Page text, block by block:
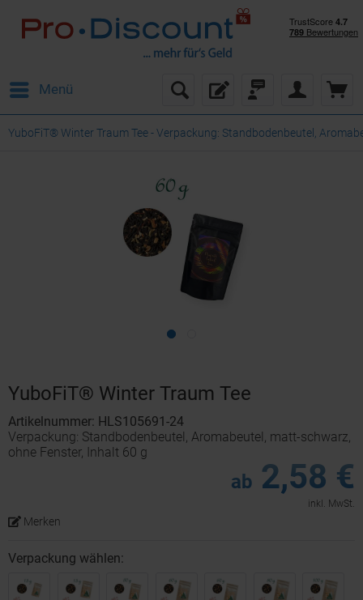
Menü
YuboFiT® Winter Traum Tee - Verpackung: Standbodenbeutel,
YuboFiT® Winter Traum Tee
Artikelnummer: HLS105691-24
Verpackung: Standbodenbeutel, Aromabeutel, matt-schwarz,
ohne Fenster, Inhalt 60 g
ab 2,58 €
inkl. MwSt.
Merken
Verpackung wählen: